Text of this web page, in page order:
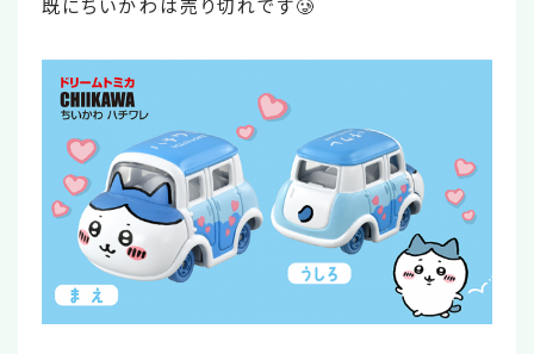
既にちいかわは売り切れです🥲